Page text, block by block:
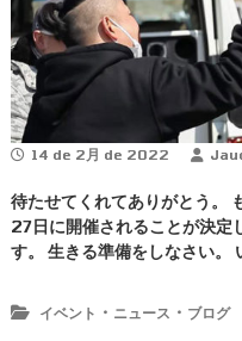
i
o
14 de 2月 de 2022
待たせてくれてありがとう
27日に開催されることが決定
す。 生きる準備をしなさい。
イベント ・ ニュース ・ ブログ